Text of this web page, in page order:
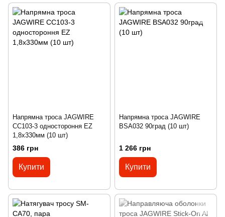
Напрямна троса JAGWIRE
CC103-3 одностороння EZ
1,8х330мм (10 шт)
386 грн
Купити
Напрямна троса JAGWIRE
BSA032 90град (10 шт)
1 266 грн
Купити